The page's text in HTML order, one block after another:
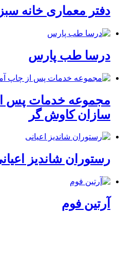
دفتر معماری خانه
درسا طب پارس
مجموعه خدمات پس
سازان کاوش گر
رستوران شاندیز
آرتین فوم